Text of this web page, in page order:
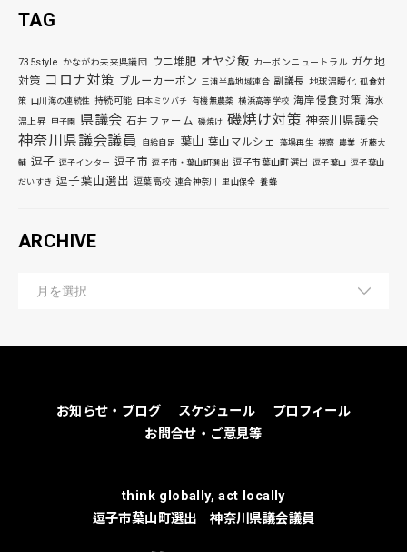
TAG
735style かながわ未来県議団 ウニ堆肥 オヤジ飯 カーボンニュートラル ガケ地
対策 コロナ対策 ブルーカーボン 三浦半島地域連合 副議長 地球温暖化 孤食対
策 山川海の連続性 持続可能 日本ミツバチ 有機無農薬 横浜高等学校 海岸侵食対策 海水
温上昇 甲子園 県議会 石井ファーム 磯焼け 磯焼け対策 神奈川県議会
神奈川県議会議員 自給自足 葉山 葉山マルシェ 藻場再生 視察 農業 近藤大
輔 逗子 逗子インター 逗子市 逗子市・葉山町選出 逗子市葉山町選出 逗子葉山 逗子葉山
だいすき 逗子葉山選出 逗葉高校 連合神奈川 里山保全 養蜂
ARCHIVE
お知らせ・ブログ スケジュール
プロフィール
お問合せ・ご意見等
think globally, act locally
逗子市葉山町選出 神奈川県議会議員